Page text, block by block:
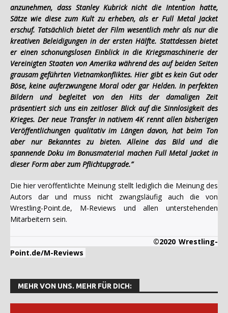
anzunehmen, dass Stanley Kubrick nicht die Intention hatte,
Sätze wie diese zum Kult zu erheben, als er Full Metal Jacket
erschuf. Tatsächlich bietet der Film wesentlich mehr als nur die
kreativen Beleidigungen in der ersten Hälfte. Stattdessen bietet
er einen schonungslosen Einblick in die Kriegsmaschinerie der
Vereinigten Staaten von Amerika während des auf beiden Seiten
grausam geführten Vietnamkonfliktes. Hier gibt es kein Gut oder
Böse, keine auferzwungene Moral oder gar Helden. In perfekten
Bildern und begleitet von den Hits der damaligen Zeit
präsentiert sich uns ein zeitloser Blick auf die Sinnlosigkeit des
Krieges. Der neue Transfer in nativem 4K rennt allen bisherigen
Veröffentlichungen qualitativ im Längen davon, hat beim Ton
aber nur Bekanntes zu bieten. Alleine das Bild und die
spannende Doku im Bonusmaterial machen Full Metal Jacket in
dieser Form aber zum Pflichtupgrade.”
Die hier veröffentlichte Meinung stellt lediglich die Meinung des
Autors dar und muss nicht zwangsläufig auch die von
Wrestling-Point.de, M-Reviews und allen unterstehenden
Mitarbeitern sein.
©2020 Wrestling-
Point.de/M-Reviews
MEHR VON UNS. MEHR FÜR DICH: